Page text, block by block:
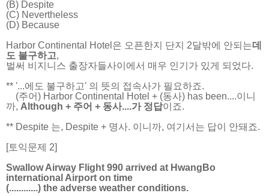
(B) Despite
(C) Nevertheless
(D) Because
Harbor Continental Hotel은 오픈한지 단지 2달밖에 안되는데
도 불구하고,
벌써 비지니스 출장자들사이에서 매우 인기가 있게 되었다.
** '...에도 불구하고' 의 뜻의 접속사가 필요하죠.
(주어) Harbor Continental Hotel + (동사) has been....이니
까, Although + 주어 + 동사....가 정답이죠.
** Despite 는, Despite + 명사. 이니까, 여기서는 답이 안돼죠.
[토익문제 2]
Swallow Airway Flight 990 arrived at HwangBo
international Airport on time
(............) the adverse weather conditions.